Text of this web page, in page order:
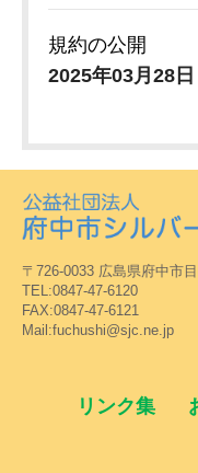
規約の公開
2025年03月28日
〒726-0033 広島県府中市
TEL:0847-47-6120
FAX:0847-47-6121
Mail:fuchushi@sjc.ne.jp
リンク集